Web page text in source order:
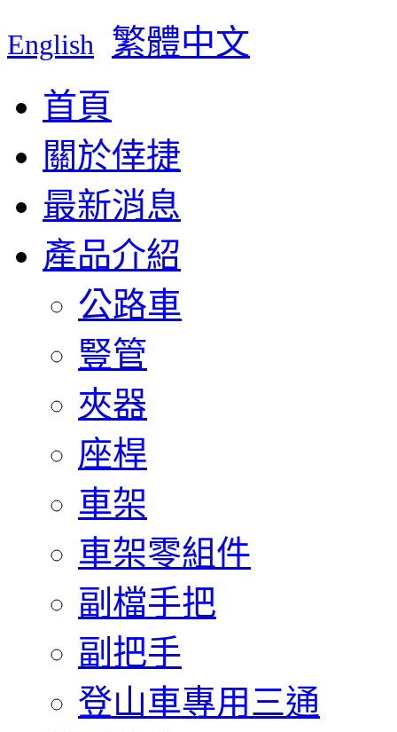
English 繁體中文
首頁
關於倖捷
最新消息
產品介紹
公路車
豎管
夾器
座桿
車架
車架零組件
副檔手把
副把手
登山車專用三通